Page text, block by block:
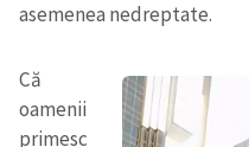
asemenea nedreptate.
Că
oamenii
primesc